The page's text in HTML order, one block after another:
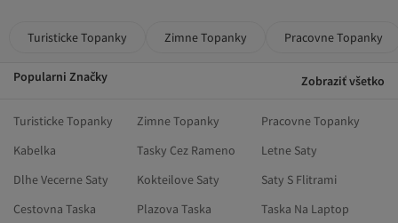
Turisticke Topanky Zimne Topanky Pracovne Topanky
Popularni Značky Zobraziť všetko
Turisticke Topanky Zimne Topanky
Pracovne Topanky
Kabelka
Tasky Cez Rameno
Letne Saty
Dlhe Vecerne Saty
Kokteilove Saty
Saty S Flitrami
Cestovna Taska
Plazova Taska
Taska Na Laptop